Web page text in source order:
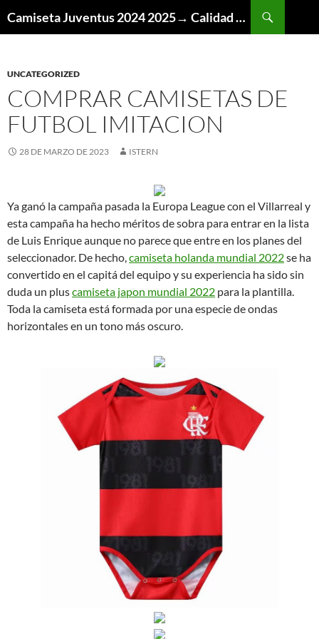
Camiseta Juventus 2024 2025→ Calidad Thai AAA
UNCATEGORIZED
COMPRAR CAMISETAS DE
FUTBOL IMITACION
28 DE MARZO DE 2023 ISTERN
Ya ganó la campaña pasada la Europa League con el Villarreal y
esta campaña ha hecho méritos de sobra para entrar en la lista
de Luis Enrique aunque no parece que entre en los planes del
seleccionador. De hecho,camiseta holanda mundial 2022se ha
convertido en el capitá del equipo y su experiencia ha sido sin
duda un pluscamiseta japon mundial 2022 para la plantilla.
Toda la camiseta está formada por una especie de ondas
horizontales en un tono más oscuro.